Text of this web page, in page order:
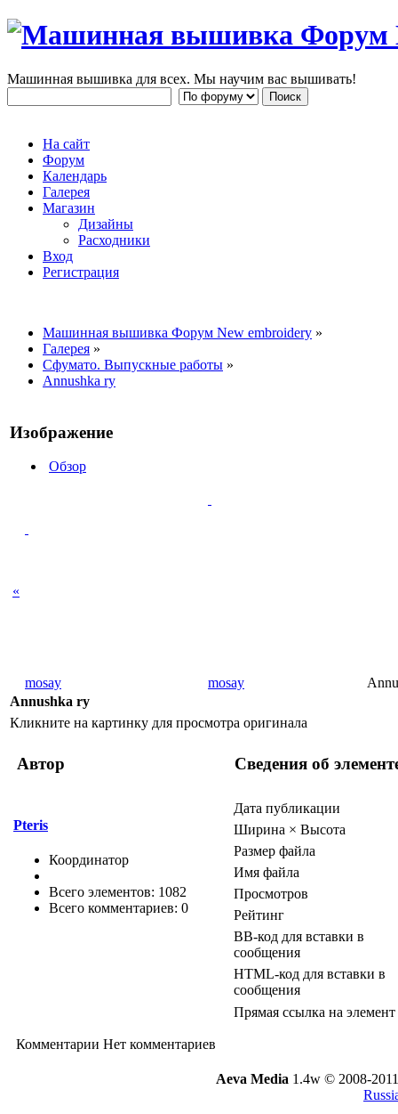
Машинная вышивка для всех. Мы научим вас вышивать!
На сайт
Форум
Календарь
Галерея
Магазин
Дизайны
Расходники
Вход
Регистрация
Машинная вышивка Форум New embroidery »
Галерея »
Сфумато. Выпускные работы »
Annushka ry
Изображение
Обзор
«
mosay mosay
Annushka ry
Кликните на картинку для просмотра оригинала
Автор Сведения об
Pteris
Координатор
Всего элементов: 1082
Всего комментариев: 0
Дата публикации
Ширина × Высота
Размер файла
Имя файла
Просмотров
Рейтинг
BB-код для вставки в
сообщения
HTML-код для вставки в
сообщения
Прямая ссылка на элемент
Комментарии Нет комментариев
Aeva Media 1.4w © 2008-